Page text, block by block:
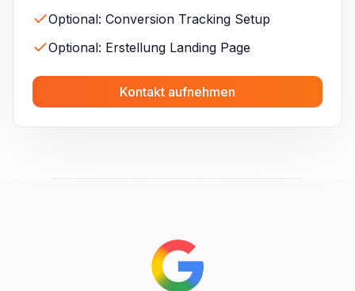
Optional: Conversion Tracking Setup
Optional: Erstellung Landing Page
Kontakt aufnehmen